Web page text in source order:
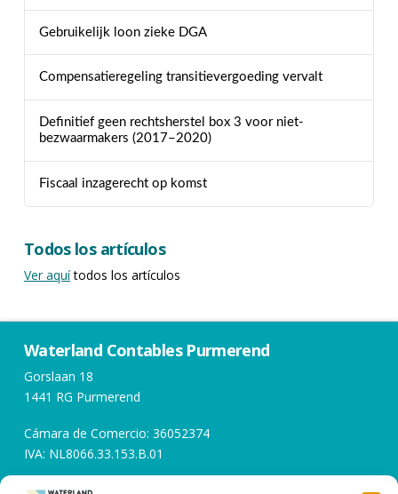
Gebruikelijk loon zieke DGA
Compensatieregeling transitievergoeding vervalt
Definitief geen rechtsherstel box 3 voor niet-
bezwaarmakers (2017–2020)
Fiscaal inzagerecht op komst
Todos los artículos
Ver aquítodos los artículos
Waterland Contables Purmerend
Gorslaan 18
1441 RG Purmerend
Cámara de Comercio: 36052374
IVA: NL8066.33.153.B.01